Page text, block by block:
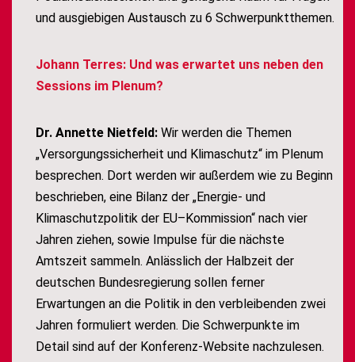
und ausgiebigen Austausch zu 6 Schwerpunktthemen.
Johann Terres: Und was erwartet uns neben den
Sessions im Plenum?
Dr. Annette Nietfeld: Wir werden die Themen
„Versorgungssicherheit und Klimaschutz“ im Plenum
besprechen. Dort werden wir außerdem wie zu Beginn
beschrieben, eine Bilanz der „Energie- und
Klimaschutzpolitik der EU–Kommission“ nach vier
Jahren ziehen, sowie Impulse für die nächste
Amtszeit sammeln. Anlässlich der Halbzeit der
deutschen Bundesregierung sollen ferner
Erwartungen an die Politik in den verbleibenden zwei
Jahren formuliert werden. Die Schwerpunkte im
Detail sind auf der Konferenz-Website nachzulesen.